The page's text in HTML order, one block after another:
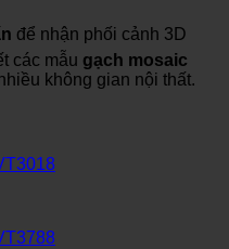
để nhận phối cảnh 3D
các mẫu gạch mosaic
không gian nội thất.